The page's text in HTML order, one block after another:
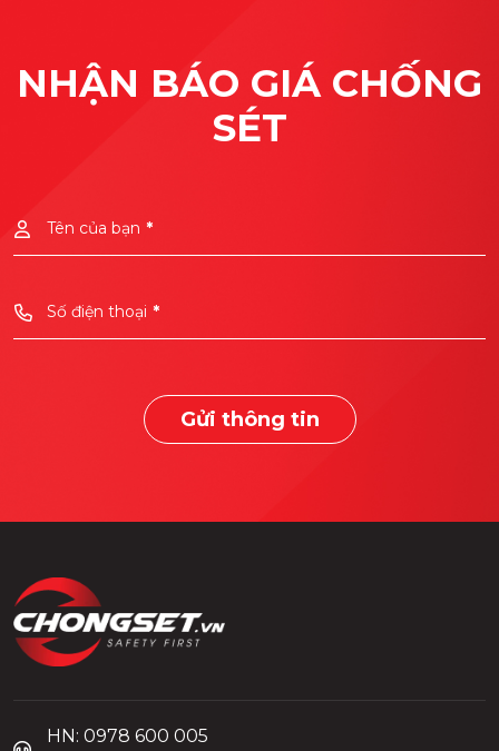
NHẬN BÁO GIÁ CHỐNG
SÉT
Tên của bạn *
Số điện thoại *
Gửi thông tin
HN: 0978 600 005